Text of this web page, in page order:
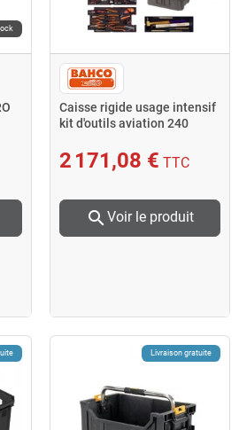
Caisse rigide usage intensif
kit d'outils aviation 240
2 171,08 € TTC
search Voir le produit
Livraison gratuite